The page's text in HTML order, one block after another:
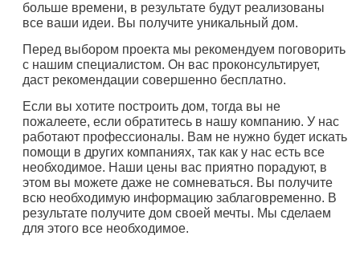
больше времени, в результате будут реализованы
все ваши идеи. Вы получите уникальный дом.
Перед выбором проекта мы рекомендуем поговорить
с нашим специалистом. Он вас проконсультирует,
даст рекомендации совершенно бесплатно.
Если вы хотите построить дом, тогда вы не
пожалеете, если обратитесь в нашу компанию. У нас
работают профессионалы. Вам не нужно будет искать
помощи в других компаниях, так как у нас есть все
необходимое. Наши цены вас приятно порадуют, в
этом вы можете даже не сомневаться. Вы получите
всю необходимую информацию заблаговременно. В
результате получите дом своей мечты. Мы сделаем
для этого все необходимое.